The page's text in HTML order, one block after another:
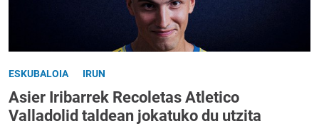
ESKUBALOIA IRUN
Asier Iribarrek Recoletas Atletico
Valladolid taldean jokatuko du utzita